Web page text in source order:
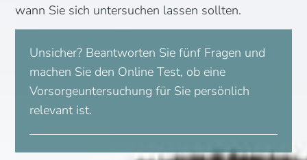
wann Sie sich untersuchen lassen sollten.
Unsicher? Beantworten Sie fünf Fragen und
machen Sie den Online Test, ob eine
Vorsorgeuntersuchung für Sie persönlich
relevant ist.